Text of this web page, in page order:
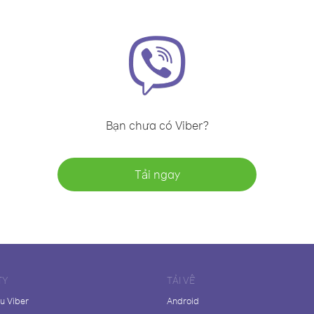
Bạn chưa có Viber?
Tải ngay
Viber
TẢI VỀ
Android